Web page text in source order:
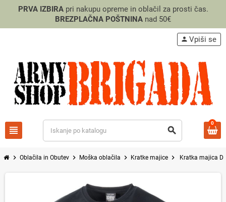
PRVA IZBIRApri nakupu opreme in oblačil za prosti čas.
BREZPLAČNA POŠTNINA nad 50€
view_headline search
person Vpiši se
0
chevron_right Oblačila in Obutev chevron_right Moška oblačila chevron_right Kratke majice chevron_right Kratka majica